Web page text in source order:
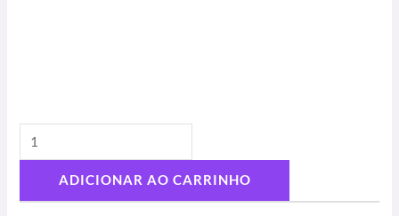
ADICIONAR AO CARRINHO